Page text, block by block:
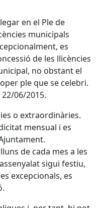
en el Ple de
municipals
es
de les llicències
no obstant el
ple que se celebri.
06/2015.
o extraordinàries.
mensual i es
de cada mes a les
sigui festiu,
excepcionals, es